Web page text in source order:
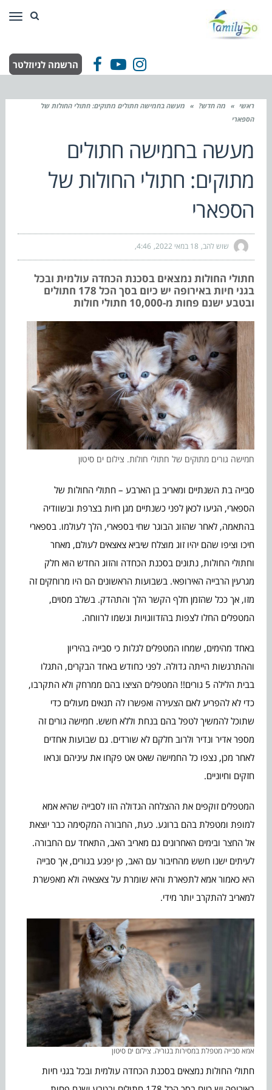
Facebook
YouTube
Instagram הרשמה לניוזלטר
ראשי » מה חדש? » מעשה בחמישה חתולים מתוקים: חתולי החולות של
הספארי
מעשה בחמישה חתולים
מתוקים: חתולי החולות של
הספארי
שוש להב 18 במאי 2022 4:46
חתולי החולות נמצאים בסכנת הכחדה עולמית ובכל
בגני חיות באירופה יש כיום בסך הכל 178 חתולים
ובטבע ישנם פחות מ-10,000 חתולי חולות
חמישה גורים מתוקים של חתולי חולות. צילום ים סיטון
סבייה בת השנתיים ומאריב בן הארבע – חתולי החולות של
הספארי, הגיעו לכאן לפני כשנתיים מגן חיות בצרפת ובשוודיה
בהתאמה, לאחר שהזוג הבוגר שחי בספארי, הלך לעולמו. בספארי
חיכו וציפו שהם יהיו זוג מוצלח שיביא צאצאים לעולם, מאחר
וחתולי החולות, נתונים בסכנת הכחדה והזוג החדש הוא חלק
מגרעין הרבייה האירופאי. בשבועות הראשונים הם היו מרוחקים זה
מזו, אך ככל שהזמן חלף הקשר הלך והתהדק. בשלב מסוים,
המטפלים החלו לצפות בהזדווגויות ונשמו לרווחה.
באחד מהימים, שמחו המטפלים לגלות כי סבייה בהיריון
וההתרגשות הייתה גדולה. לפני כחודש באחד הבקרים, התגלו
בבית הלילה 5 גורים!! המטפלים הציצו בהם ממרחק ולא התקרבו,
כדי לא להפריע לאם הצעירה ואפשרו לה תנאים מעולים כדי
שתוכל להמשיך לטפל בהם בנחת וללא חשש. חמישה גורים זה
מספר אדיר ונדיר ולרוב חלקם לא שורדים. גם שבועות אחדים
לאחר מכן, נצפו כל החמישה שאט אט פקחו את עיניהם ונראו
חזקים וחיוניים.
המטפלים זוקפים את ההצלחה הגדולה הזו לסבייה שהיא אמא
למופת ומטפלת בהם ברוגע. כעת, החבורה המקסימה כבר יוצאת
אל החצר ובימים האחרונים גם מאריב האב, התאחד עם החבורה.
לעיתים ישנו חשש מהחיבור עם האב, פן יפגע בגורים, אך סבייה
היא כאמור אמא לתפארת והיא שומרת על צאצאיה ולא מאפשרת
למאריב להתקרב יותר מידי.
אמא סבייה מטפלת במסירות בגוריה. צילום ים סיטון
חתולי החולות נמצאים בסכנת הכחדה עולמית ובכל בגני חיות